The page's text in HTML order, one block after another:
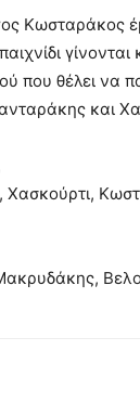
Κωσταράκος
που θέλει να
και